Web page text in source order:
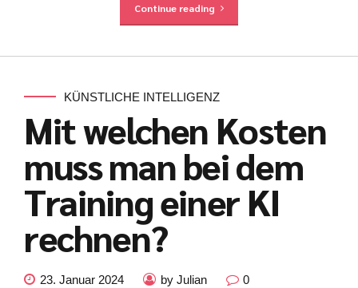
Continue reading
KÜNSTLICHE INTELLIGENZ
Mit welchen Kosten
muss man bei dem
Training einer KI
rechnen?
23. Januar 2024 by Julian 0